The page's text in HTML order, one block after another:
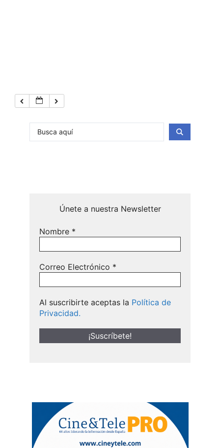
Únete a nuestra Newsletter
Nombre *
Correo Electrónico *
Al suscribirte aceptas la Política de
Privacidad.